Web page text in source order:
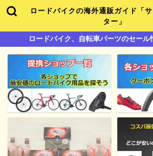
ロードバイクの海外通販ガイド「
ター」
ロードバイク、自転車パーツのセール